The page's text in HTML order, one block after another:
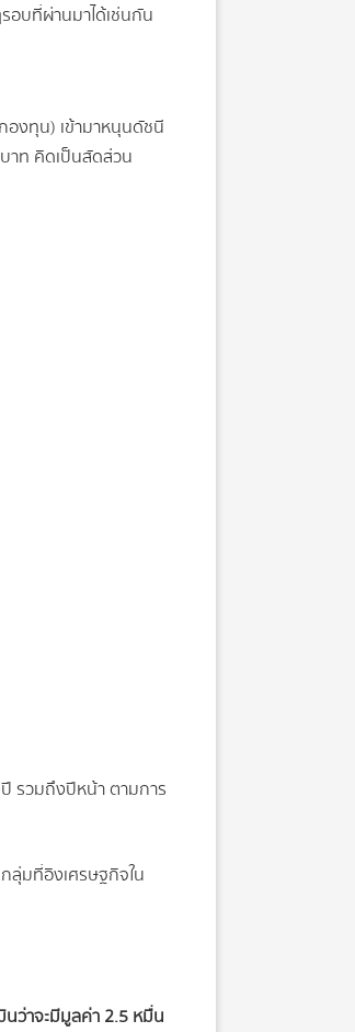
อบที่ผ่านมาได้เช่นกัน
องทุน) เข้ามาหนุนดัชนี
าท คิดเป็นสัดส่วน
รวมถึงปีหน้า ตามการ
มที่อิงเศรษฐกิจใน
ว่าจะมีมูลค่า 2.5 หมื่น